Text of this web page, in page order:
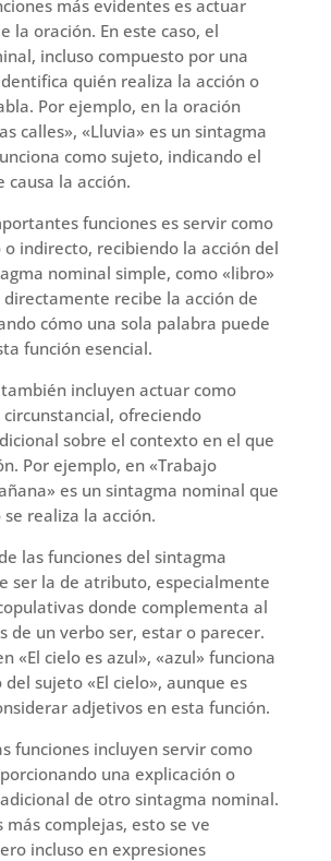
más evidentes es actuar
la oración. En este caso, el
incluso compuesto por una
quién realiza la acción o
Por ejemplo, en la oración
calles», «Lluvia» es un sintagma
como sujeto, indicando el
causa la acción.
funciones es servir como
indirecto, recibiendo la acción del
nominal simple, como «libro»
directamente recibe la acción de
cómo una sola palabra puede
función esencial.
incluyen actuar como
ofreciendo
sobre el contexto en el que
Por ejemplo, en «Trabajo
es un sintagma nominal que
realiza la acción.
las funciones del sintagma
ser la de atributo, especialmente
donde complementa al
de un verbo ser, estar o parecer.
«El cielo es azul», «azul» funciona
sujeto «El cielo», aunque es
adjetivos en esta función.
funciones incluyen servir como
una explicación o
de otro sintagma nominal.
más complejas, esto se ve
incluso en expresiones